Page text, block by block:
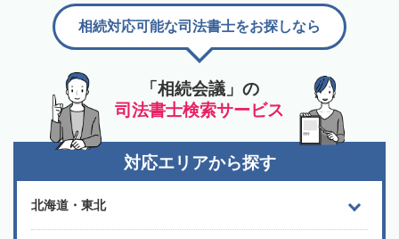
「相続会議」の
司法書士検索サービス
相続対応可能な司法書士をお探しなら
対応エリアから探す
北海道・東北